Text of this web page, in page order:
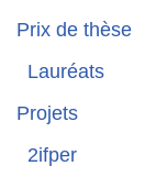
Prix de thèse
Lauréats
Projets
2ifper